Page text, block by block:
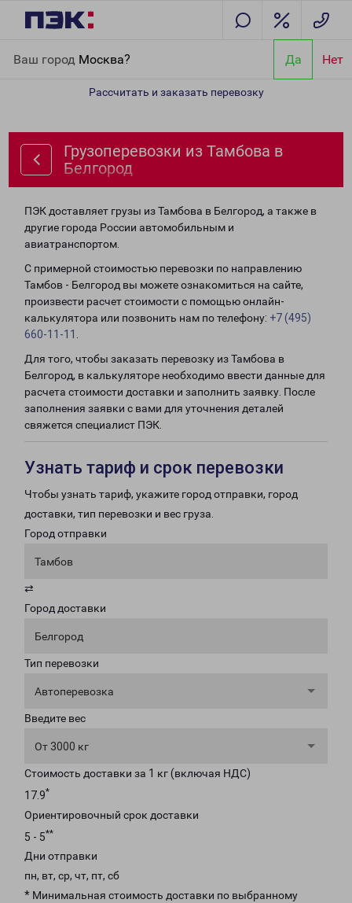
Ваш город Москва? Да Нет
Рассчитать и заказать перевозку
Грузоперевозки из Тамбова в
Белгород
ПЭК доставляет грузы из Тамбова в Белгород, а также в
другие города России автомобильным и
авиатранспортом.
С примерной стоимостью перевозки по направлению
Тамбов - Белгород вы можете ознакомиться на сайте,
произвести расчет стоимости с помощью онлайн-
калькулятора или позвонить нам по телефону: +7 (495)
660-11-11
Для того, чтобы заказать перевозку из Тамбова в
Белгород, в калькуляторе необходимо ввести данные для
расчета стоимости доставки и заполнить заявку. После
заполнения заявки с вами для уточнения деталей
свяжется специалист ПЭК.
Узнать тариф и срок перевозки
Чтобы узнать тариф, укажите город отправки, город
доставки, тип перевозки и вес груза.
Город отправки
Тамбов
⇄
Город доставки
Белгород
Тип перевозки
Автоперевозка
Введите вес
От 3000 кг
Стоимость доставки за 1 кг (включая НДС)
17.9*
Ориентировочный срок доставки
5 - 5**
Дни отправки
пн, вт, ср, чт, пт, сб
* Минимальная стоимость доставки по выбранному